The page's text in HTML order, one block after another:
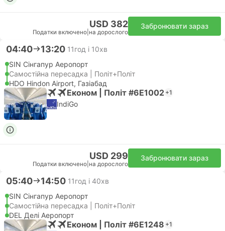
USD 382
Податки включено на дорослого
Забронювати зараз
04:40 13:20 11год і 10хв
SIN Сінгапур Аеропорт
Самостійна пересадка | Політ+Політ
HDO Hindon Airport, Газіабад
Економ | Політ #6E1002 +1
IndiGo
USD 299
Податки включено на дорослого
Забронювати зараз
05:40 14:50 11год і 40хв
SIN Сінгапур Аеропорт
Самостійна пересадка | Політ+Політ
DEL Делі Аеропорт
Економ | Політ #6E1248 +1